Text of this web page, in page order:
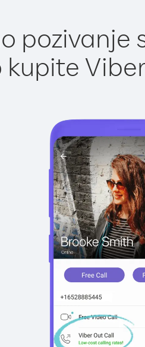
pozivanje
kupite